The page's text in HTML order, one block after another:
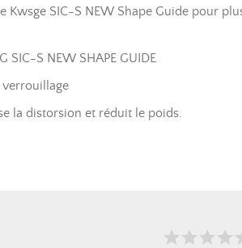
Kwsge SIC-S NEW Shape Guide pour
SIC-S NEW SHAPE GUIDE
verrouillage
la distorsion et réduit le poids.